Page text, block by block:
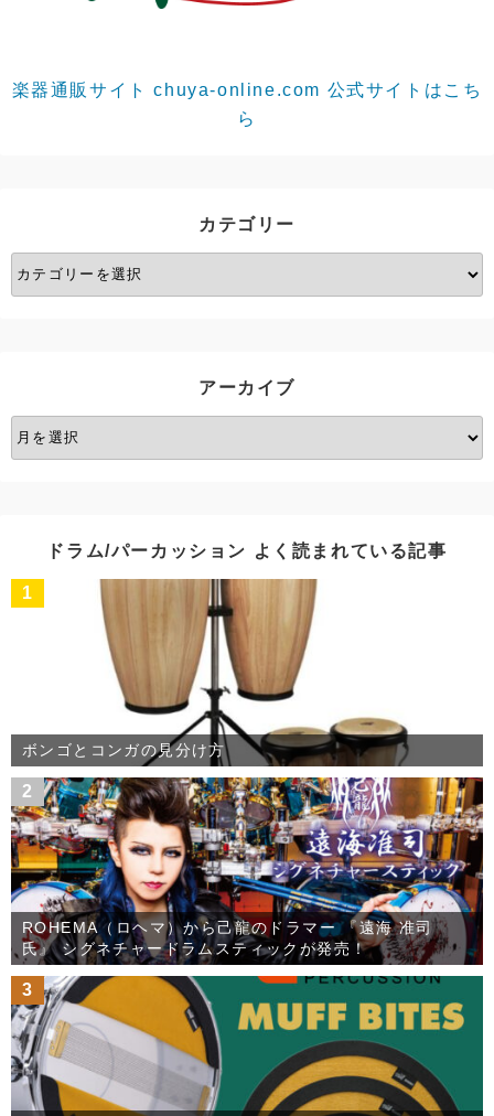
楽器通販サイト chuya-online.com 公式サイトはこち
ら
カテゴリー
カ
テ
アーカイブ
ア
ー
ドラム/パーカッション よく読まれている記事
1
ボンゴとコンガの見分け方
2
ROHEMA（ロヘマ）から己龍のドラマー 『遠海 准司
氏』 シグネチャードラムスティックが発売！
3